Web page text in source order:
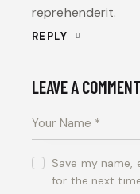
reprehenderit.
REPLY
LEAVE A COMMENT
Save my name,
for the next